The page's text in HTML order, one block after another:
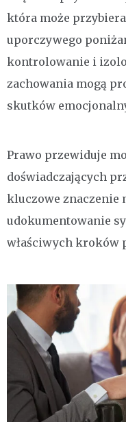
która może
uporczywego
kontrolowanie i
zachowania mogą
skutków
Prawo przewiduje
doświadczających
kluczowe znaczenie
udokumentowanie
właściwych kroków